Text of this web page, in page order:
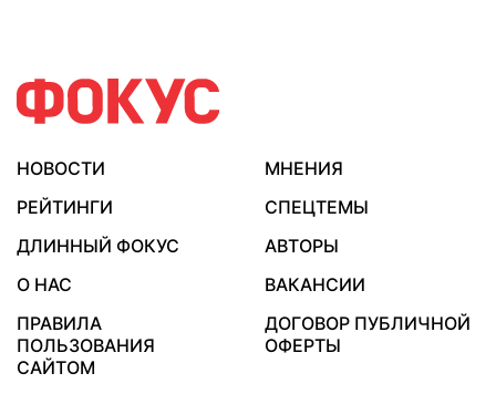
НОВОСТИ
МНЕНИЯ
РЕЙТИНГИ
СПЕЦТЕМЫ
ДЛИННЫЙ ФОКУС
АВТОРЫ
О НАС
ВАКАНСИИ
ПРАВИЛА
ПОЛЬЗОВАНИЯ
САЙТОМ
ДОГОВОР ПУБЛИЧНОЙ
ОФЕРТЫ